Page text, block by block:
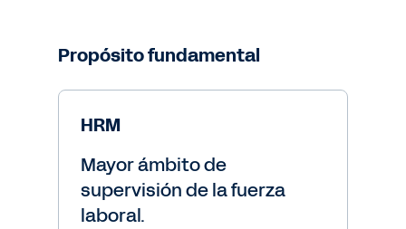
Propósito fundamental
HRM
Mayor ámbito de
supervisión de la fuerza
laboral.